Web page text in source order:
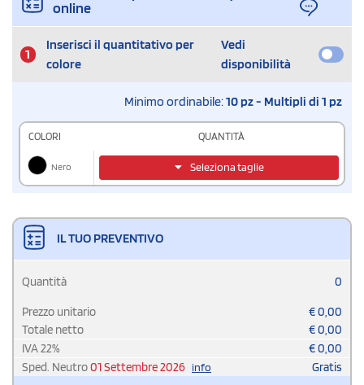
online
1
Inserisci il quantitativo per
colore
Vedi
disponibilità
Minimo ordinabile:10 pz - Multipli di 1 pz
COLORI QUANTITÀ
Nero Seleziona taglie
IL TUO PREVENTIVO
Quantità 0
Prezzo unitario €0,00
Totale netto
€0,00
IVA22% €0,00
Sped. Neutro01 Settembre 2026 info Gratis